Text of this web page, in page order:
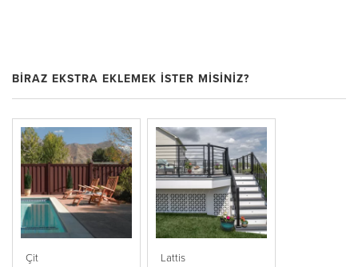
BİRAZ EKSTRA EKLEMEK İSTER MİSİNİZ?
Çit Lattis